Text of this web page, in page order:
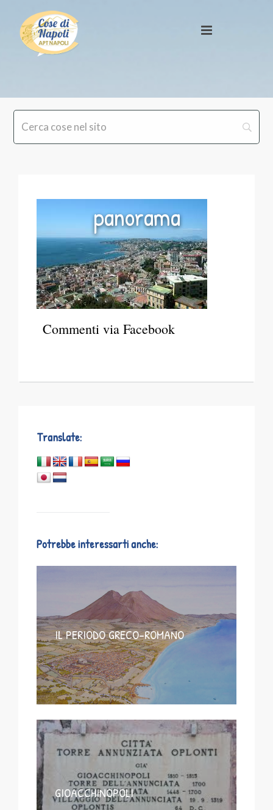
panorama
Commenti via Facebook
Translate:
Potrebbe interessarti anche:
IL PERIODO GRECO-ROMANO
GIOACCHINOPOLI